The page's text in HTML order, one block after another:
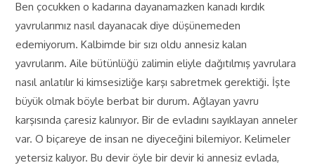
Ben çocukken o kadarına dayanamazken kanadı kırdık
yavrularımız nasıl dayanacak diye düşünemeden
edemiyorum. Kalbimde bir sızı oldu annesiz kalan
yavrularım. Aile bütünlüğü zalimin eliyle dağıtılmış yavrulara
nasıl anlatılır ki kimsesizliğe karşı sabretmek gerektiği. İşte
büyük olmak böyle berbat bir durum. Ağlayan yavru
karşısında çaresiz kalınıyor. Bir de evladını sayıklayan anneler
var. O biçareye de insan ne diyeceğini bilemiyor. Kelimeler
yetersiz kalıyor. Bu devir öyle bir devir ki annesiz evlada,